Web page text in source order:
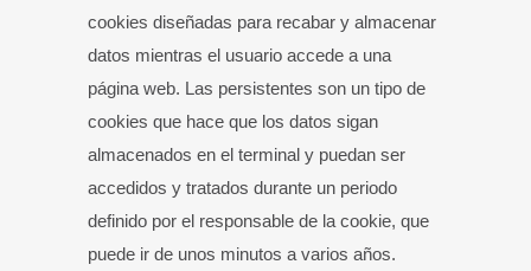
cookies diseñadas para recabar y almacenar
datos mientras el usuario accede a una
página web. Las persistentes son un tipo de
cookies que hace que los datos sigan
almacenados en el terminal y puedan ser
accedidos y tratados durante un periodo
definido por el responsable de la cookie, que
puede ir de unos minutos a varios años.